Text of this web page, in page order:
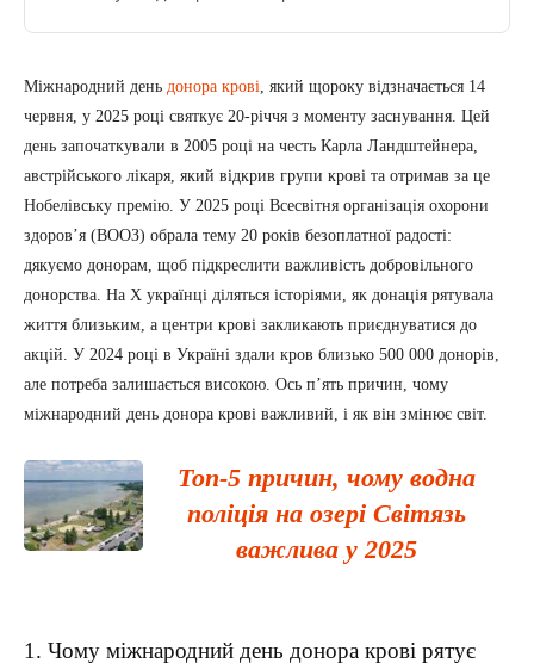
Міжнародний день донора крові, який щороку відзначається 14
червня, у 2025 році святкує 20-річчя з моменту заснування. Цей
день започаткували в 2005 році на честь Карла Ландштейнера,
австрійського лікаря, який відкрив групи крові та отримав за це
Нобелівську премію. У 2025 році Всесвітня організація охорони
здоров’я (ВООЗ) обрала тему 20 років безоплатної радості:
дякуємо донорам, щоб підкреслити важливість добровільного
донорства. На X українці діляться історіями, як донація рятувала
життя близьким, а центри крові закликають приєднуватися до
акцій. У 2024 році в Україні здали кров близько 500 000 донорів,
але потреба залишається високою. Ось п’ять причин, чому
міжнародний день донора крові важливий, і як він змінює світ.
Топ-5 причин, чому водна
поліція на озері Світязь
важлива у 2025
1. Чому міжнародний день донора крові рятує